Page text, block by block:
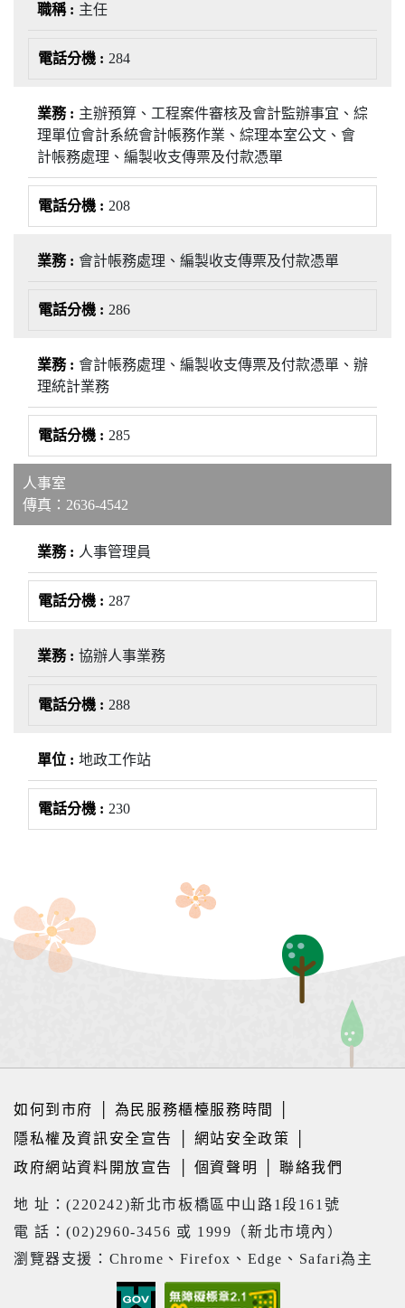
主任
284
主辦預算、工程案件審核及會計監辦事宜、綜
理單位會計系統會計帳務作業、綜理本室公文、會
計帳務處理、編製收支傳票及付款憑單
208
會計帳務處理、編製收支傳票及付款憑單
286
會計帳務處理、編製收支傳票及付款憑單、辦
理統計業務
285
人事室
傳真：2636-4542
人事管理員
287
協辦人事業務
288
地政工作站
230
如何到市府 為民服務櫃檯服務時間
隱私權及資訊安全宣告
網站安全政策
政府網站資料開放宣告
個資聲明 │聯絡我們
地 址：(220242)新北市板橋區中山路1段161號
電 話：(02)2960-3456 或 1999（新北市境內）
瀏覽器支援：Chrome、Firefox、Edge、Safari為主